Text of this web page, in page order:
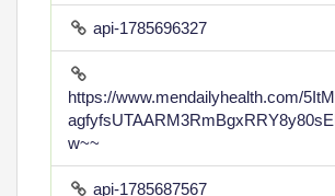
api-1785696327
https://www.mendailyhealth.com/
w~~
api-1785687567